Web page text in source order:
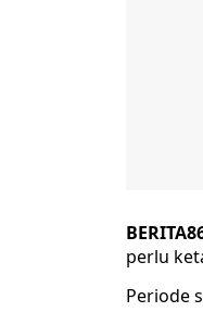
perlu
Periode